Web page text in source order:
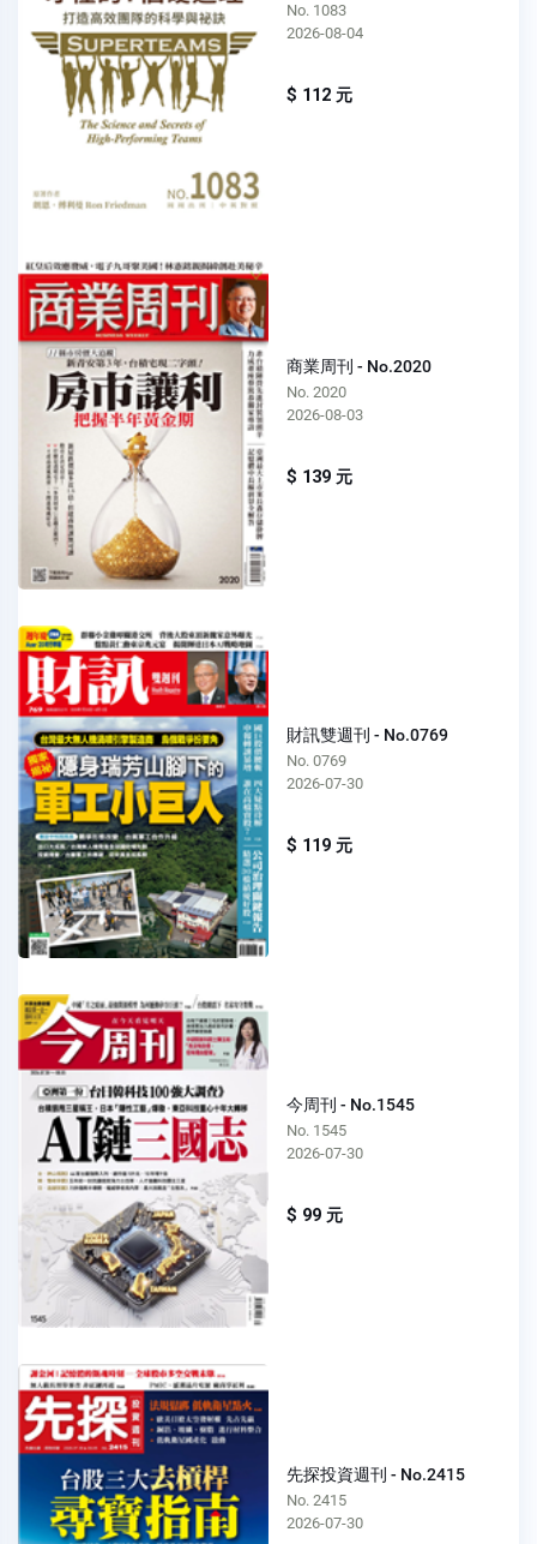
No. 1083
2026-08-04
$ 112 元
商業周刊 - No.2020
No. 2020
2026-08-03
$ 139 元
財訊雙週刊 - No.0769
No. 0769
2026-07-30
$ 119 元
今周刊 - No.1545
No. 1545
2026-07-30
$ 99 元
先探投資週刊 - No.2415
No. 2415
2026-07-30